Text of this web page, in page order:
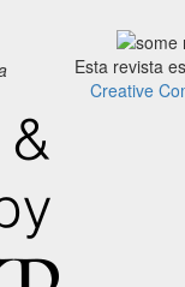
Esta revista
Creative